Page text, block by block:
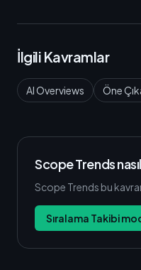
İlgili Kavramlar
AI Overviews Öne
Scope Trends
Scope Trends bu
Sıralama Takibi